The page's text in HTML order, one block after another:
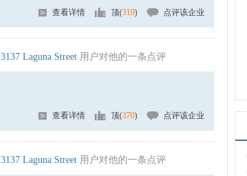
查看详情 顶(319) 点评该企业
3137 Laguna Street 用户对他的一条点评
查看详情 顶(370) 点评该企业
3137 Laguna Street 用户对他的一条点评